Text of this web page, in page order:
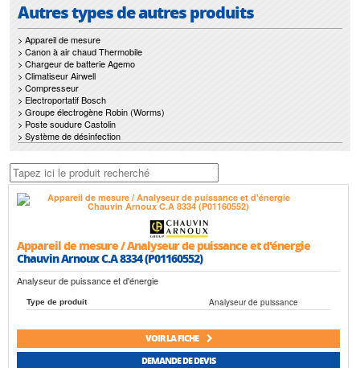
Autres types de autres produits
> Appareil de mesure
> Canon à air chaud Thermobile
> Chargeur de batterie Agemo
> Climatiseur Airwell
> Compresseur
> Electroportatif Bosch
> Groupe électrogène Robin (Worms)
> Poste soudure Castolin
> Système de désinfection
Appareil de mesure / Analyseur de puissance et d'énergie
Chauvin Arnoux C.A 8334 (P01160552)
Analyseur de puissance et d'énergie
Type de produit Analyseur de puissance
VOIR LA FICHE
DEMANDE DE DEVIS